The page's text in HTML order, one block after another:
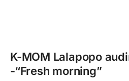
K-MOM Lalapopo
-“Fresh morning”